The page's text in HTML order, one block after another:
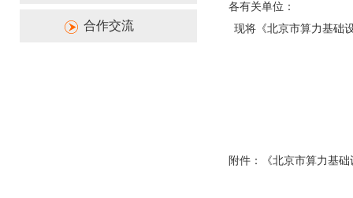
合作交流
各有关单位：
现将《北京市算力基础
附件：《北京市算力基